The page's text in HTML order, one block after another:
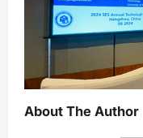
About The Author